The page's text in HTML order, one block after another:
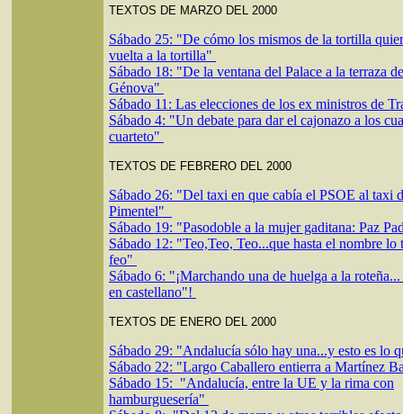
TEXTOS DE MARZO DEL 2000
Sábado 25: "De cómo los mismos de la tortilla
vuelta a la tortilla"
Sábado 18: "De la ventana del Palace a la terraza de
Génova"
Sábado 11: Las elecciones de los ex ministros de
Sábado 4: "Un debate para dar el cajonazo a los
cuarteto"
TEXTOS DE FEBRERO DEL 2000
Sábado 26: "Del taxi en que cabía el PSOE al taxi
Pimentel"
Sábado 19: "Pasodoble a la mujer gaditana: Paz
Sábado 12: "Teo,Teo, Teo...que hasta el nombre lo
feo"
Sábado 6: "¡Marchando una de huelga a la roteña...
en castellano"!
TEXTOS DE ENERO DEL 2000
Sábado 29: "Andalucía sólo hay una...y esto es lo
Sábado 22: "Largo Caballero entierra a Martínez
Sábado 15: "Andalucía, entre la UE y la rima con
hamburguesería"